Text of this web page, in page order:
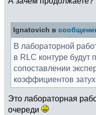
Ignatovich в
В лабораторной
в RLC контуре
сопоставлении
коэффициентов
Это лабораторная
очереди